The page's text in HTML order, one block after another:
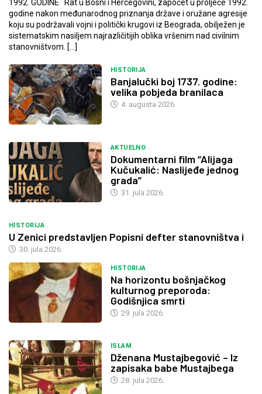
1992. GODINE Rat u Bosni i Hercegovini, započet u proljeće 1992.
godine nakon međunarodnog priznanja države i oružane agresije
koju su podržavali vojni i politički krugovi iz Beograda, obilježen je
sistematskim nasiljem najrazličitijih oblika vršenim nad civilnim
stanovništvom. […]
HISTORIJA
Banjalučki boj 1737. godine:
velika pobjeda branilaca
4. augusta 2026.
AKTUELNO
Dokumentarni film “Alijaga
Kučukalić: Naslijeđe jednog
grada”
31. jula 2026.
HISTORIJA
U Zenici predstavljen Popisni defter stanovništva i
30. jula 2026.
HISTORIJA
Na horizontu bošnjačkog
kulturnog preporoda:
Godišnjica smrti
29. jula 2026.
ISLAM
Dženana Mustajbegović – Iz
zapisaka babe Mustajbega
28. jula 2026.